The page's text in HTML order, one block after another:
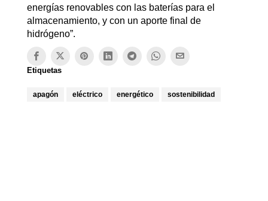
energías renovables con las baterías para el
almacenamiento, y con un aporte final de
hidrógeno”.
Etiquetas
apagón eléctrico energético sostenibilidad